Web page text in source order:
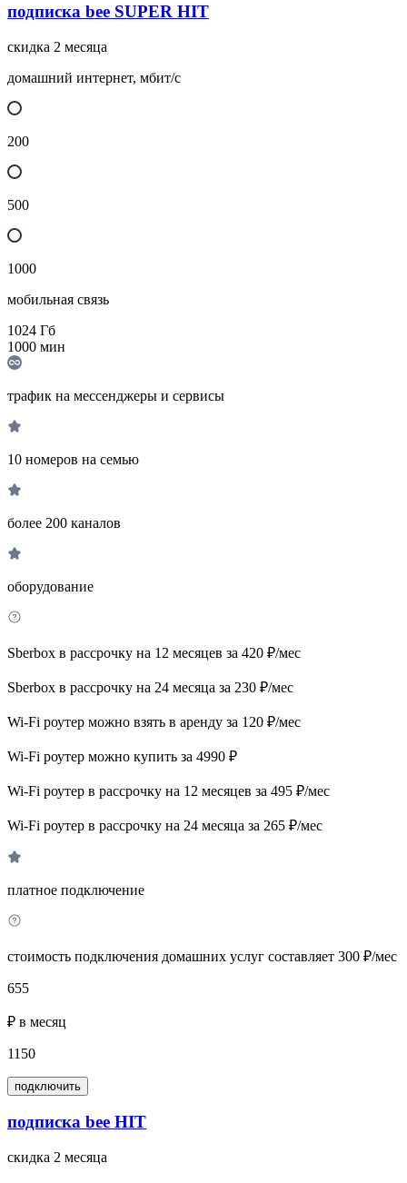
подписка bee SUPER HIT
скидка 2 месяца
домашний интернет, мбит/с
200
500
1000
мобильная связь
1024 Гб
1000 мин
трафик на мессенджеры и сервисы
10 номеров на семью
более 200 каналов
оборудование
Sberbox в рассрочку на 12 месяцев за 420 ₽/мес
Sberbox в рассрочку на 24 месяца за 230 ₽/мес
Wi-Fi роутер можно взять в аренду за 120 ₽/мес
Wi-Fi роутер можно купить за 4990 ₽
Wi-Fi роутер в рассрочку на 12 месяцев за 495 ₽/мес
Wi-Fi роутер в рассрочку на 24 месяца за 265 ₽/мес
платное подключение
стоимость подключения домашних услуг составляет 300 ₽/мес
655
₽ в месяц
1150
подключить
подписка bee HIT
скидка 2 месяца